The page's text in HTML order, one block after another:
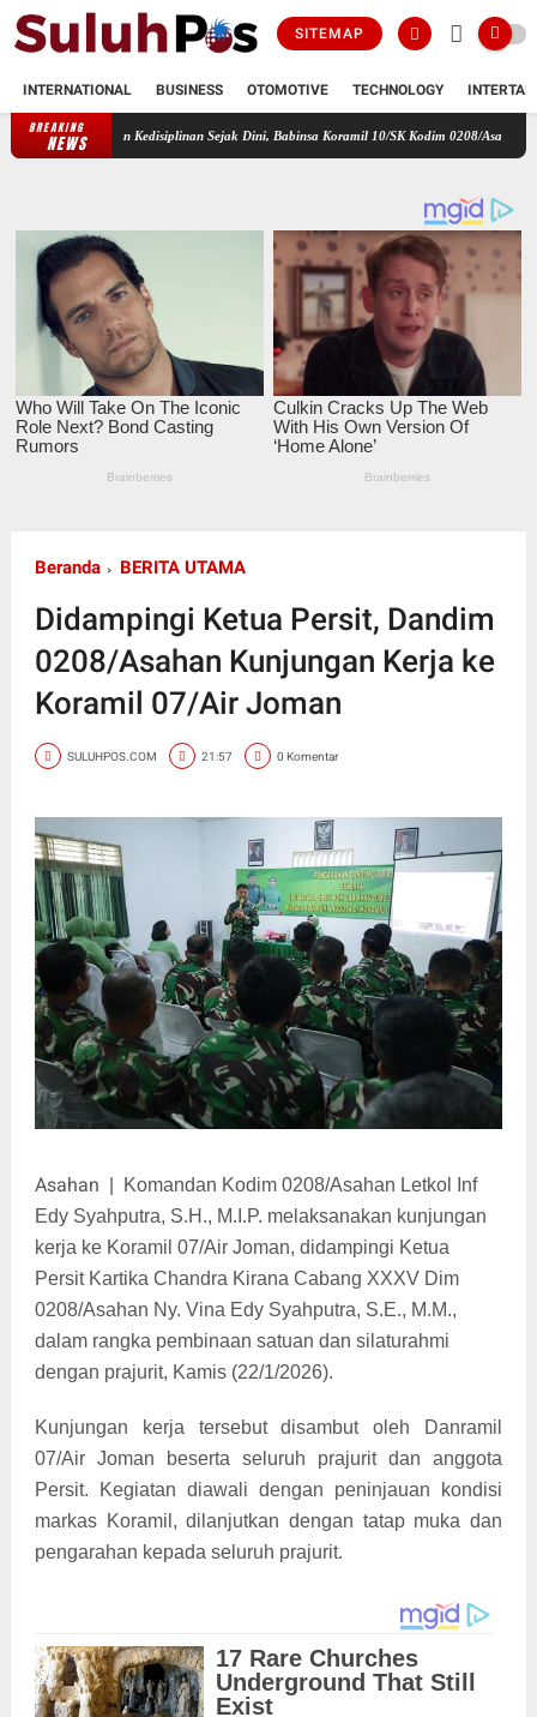
SITEMAP
INTERNATIONAL BUSINESS OTOMOTIVE TECHNOLOGY
BREAKING
NEWS
dan Kedisiplinan Sejak Dini, Babinsa Koramil 10/SK Kodim 0208/Asahan Beri Pelatihan
Beranda BERITA UTAMA
Didampingi Ketua Persit, Dandim
0208/Asahan Kunjungan Kerja ke
Koramil 07/Air Joman
SULUHPOS.COM 21:57 0 Komentar
Asahan
Komandan Kodim 0208/Asahan Letkol Inf
Edy Syahputra, S.H., M.I.P. melaksanakan kunjungan
kerja ke Koramil 07/Air Joman, didampingi Ketua
Persit Kartika Chandra Kirana Cabang XXXV Dim
0208/Asahan Ny. Vina Edy Syahputra, S.E., M.M.,
dalam rangka pembinaan satuan dan silaturahmi
dengan prajurit, Kamis (22/1/2026).
Kunjungan kerja tersebut disambut oleh Danramil
07/Air Joman beserta seluruh prajurit dan anggota
Persit. Kegiatan diawali dengan peninjauan kondisi
markas Koramil, dilanjutkan dengan tatap muka dan
pengarahan kepada seluruh prajurit.